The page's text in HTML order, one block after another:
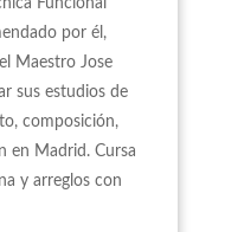
Funcional
por él,
Maestro Jose
sus estudios de
composición,
en Madrid. Cursa
y arreglos con